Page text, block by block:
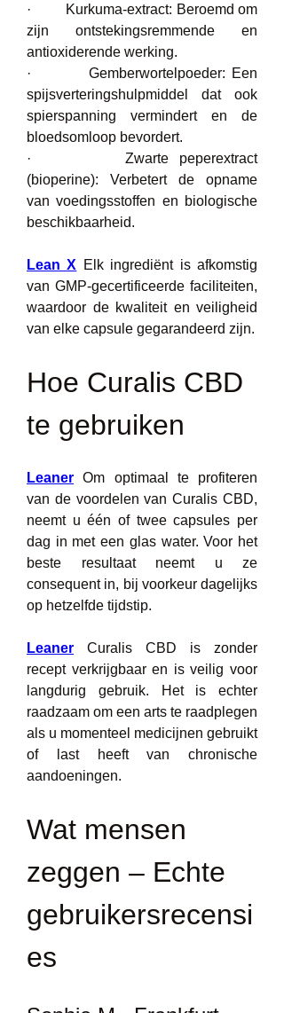
·         Kurkuma-extract: Beroemd om
zijn ontstekingsremmende en
antioxiderende werking.
·         Gemberwortelpoeder: Een
spijsverteringshulpmiddel dat ook
spierspanning vermindert en de
bloedsomloop bevordert.
·         Zwarte peperextract
(bioperine): Verbetert de opname
van voedingsstoffen en biologische
beschikbaarheid.
Lean X Elk ingrediënt is afkomstig
van GMP-gecertificeerde faciliteiten,
waardoor de kwaliteit en veiligheid
van elke capsule gegarandeerd zijn.
Hoe Curalis CBD
te gebruiken
Leaner Om optimaal te profiteren
van de voordelen van Curalis CBD,
neemt u één of twee capsules per
dag in met een glas water. Voor het
beste resultaat neemt u ze
consequent in, bij voorkeur dagelijks
op hetzelfde tijdstip.
Leaner Curalis CBD is zonder
recept verkrijgbaar en is veilig voor
langdurig gebruik. Het is echter
raadzaam om een ​​arts te raadplegen
als u momenteel medicijnen gebruikt
of last heeft van chronische
aandoeningen.
Wat mensen
zeggen – Echte
gebruikersrecensi
es